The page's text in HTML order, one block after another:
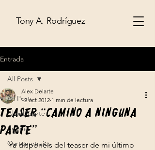
Tony A. Rodríguez
Entrada
All Posts
Alex Delarte
Bobina
Cortometrajes
All Posts
Teaser “Camino a ninguna
parte”
Alex Delarte
12 oct 2012 1 min de lectura
Ya disponéis del teaser de mi último